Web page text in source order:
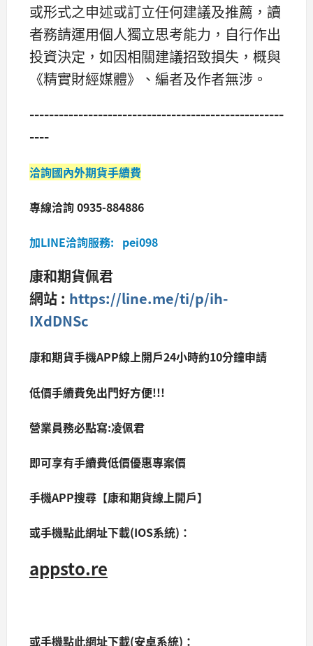
或形式之申述或訂立任何建議及推薦，讀
者務請運用個人獨立思考能力，自行作出
投資決定，如因相關建議招致損失，概與
《精實財經媒體》、編者及作者無涉。
----------------------------------------------------
----
洽詢國內外期貨手續費
專線洽詢 0935-884886
加LINE洽詢服務: pei098
康和期貨佩君
網站 : https://line.me/ti/p/ih-
IXdDNSc
康和期貨手機APP線上開戶24小時約10分鐘申請
低價手續費免出門好方便!!!
營業員務必點寫:凌佩君
即可享有手續費低價優惠專案價
手機APP搜尋【康和期貨線上開戶】
或手機點此網址下載(IOS系統)：
appsto.re
或手機點此網址下載(安卓系統)：